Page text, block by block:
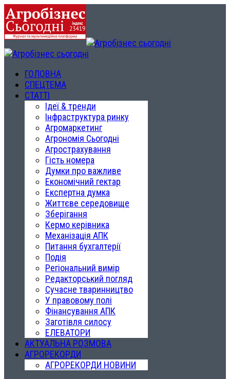
ГОЛОВНА
СПЕЦТЕМА
СТАТТІ
Ідеї & тренди
Інфраструктура ринку
Агромаркетинг
Агрономія Сьогодні
Агрострахування
Гість номера
Думки про важливе
Економічний гектар
Експертна думка
Життєве середовище
Зберігання
Кермо керівника
Механізація АПК
Питання бухгалтерії
Подія
Регіональний вимір
Редакторський погляд
Сучасне тваринництво
У правовому полі
Фінансування АПК
Заготівля силосу
ЕЛЕВАТОРИ
АКТУАЛЬНА РОЗМОВА
АГРОРЕКОРДИ
АГРОРЕКОРДИ НОВИНИ